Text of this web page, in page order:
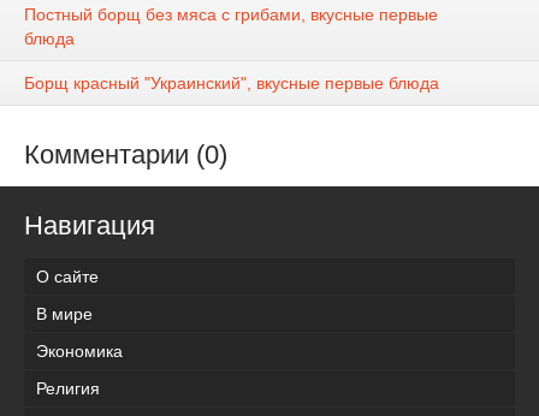
Постный борщ без мяса с грибами, вкусные первые
блюда
Борщ красный "Украинский", вкусные первые блюда
Комментарии (0)
Навигация
О сайте
В мире
Экономика
Религия